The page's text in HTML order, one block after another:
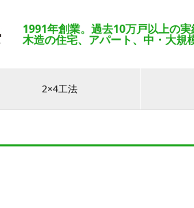
1991年創業。過去10万戸以上の実
木造の住宅、アパート、中・大規
2×4工法